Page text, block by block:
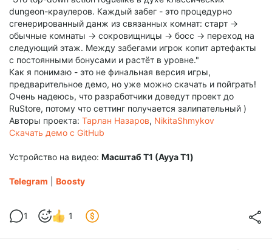
dungeon-краулеров. Каждый забег - это процедурно
сгенерированный данж из связанных комнат: старт ->
обычные комнаты -> сокровищницы -> босс -> переход на
следующий этаж. Между забегами игрок копит артефакты
с постоянными бонусами и растёт в уровне."
Как я понимаю - это не финальная версия игры,
предварительное демо, но уже можно скачать и пойграть!
Очень надеюсь, что разработчики доведут проект до
RuStore, потому что сеттинг получается залипательный )
Авторы проекта: Тарлан Назаров, NikitaShmykov
Скачать демо с GitHub
Устройство на видео: Масштаб Т1 (Ayya T1)
Telegram Boosty
1 1